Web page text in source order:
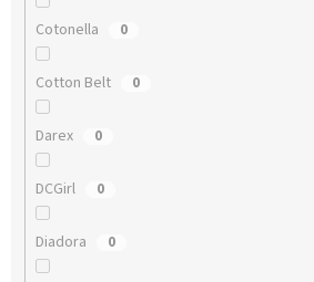
Cotonella 0
Cotton Belt 0
Darex 0
DCGirl 0
Diadora 0